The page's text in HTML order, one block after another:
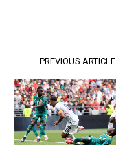
PREVIOUS ARTICLE